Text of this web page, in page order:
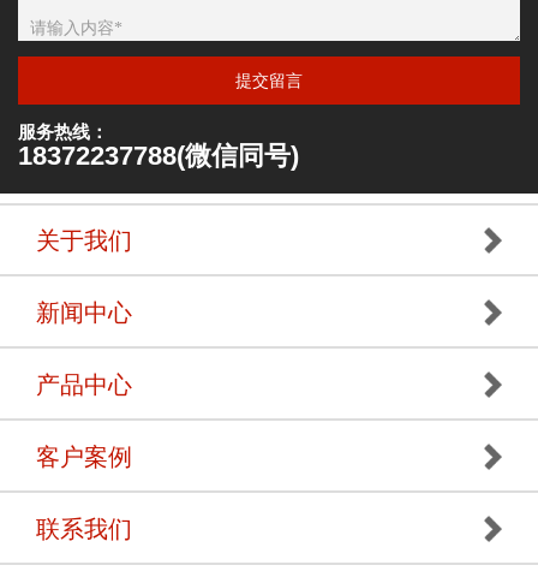
提交留言
服务热线：
18372237788(微信同号)
关于我们
新闻中心
产品中心
客户案例
联系我们